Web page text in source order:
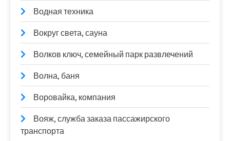
Водная техника
Вокруг света, сауна
Волков ключ, семейный парк развлечений
Волна, баня
Воровайка, компания
Вояж, служба заказа пассажирского
транспорта